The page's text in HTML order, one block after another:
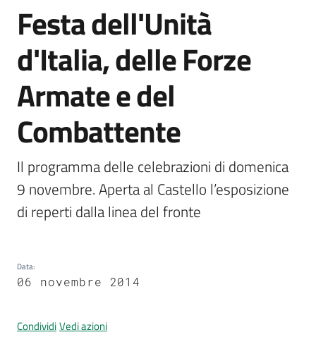
Novità
Menu selezionato
Servizi
Vivere
Formigine
Prenotazione
appuntamenti
l
l
t
Salta al contenuto
Festa dell'Unità
d'Italia, delle Forze
Armate e del
Combattente
Il programma delle celebrazioni di domenica
9 novembre. Aperta al Castello l’esposizione
di reperti dalla linea del fronte
Data:
06 novembre 2014
CondividiVedi azioni